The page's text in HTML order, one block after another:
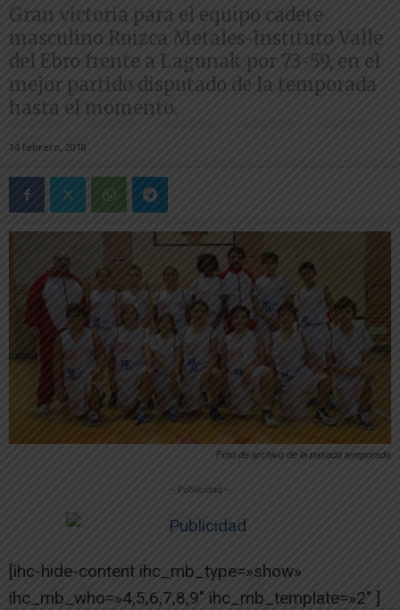
Gran victoria para el equipo cadete
masculino Ruizca Metales-Instituto Valle
del Ebro frente a Lagunak por 73-59, en el
mejor partido disputado de la temporada
hasta el momento.
14 febrero, 2018
Foto de archivo de la pasada temporada
-- Publicidad --
[ihc-hide-content ihc_mb_type=»show»
ihc_mb_who=»4,5,6,7,8,9″ ihc_mb_template=»2″ ]